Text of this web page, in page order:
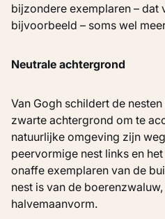
bijzondere exemplaren – dat
bijvoorbeeld – soms wel
Neutrale achtergrond
Van Gogh schildert de
zwarte achtergrond om te
natuurlijke omgeving zijn
peervormige nest links en
onaffe exemplaren van de
nest is van de
halvemaanvorm.